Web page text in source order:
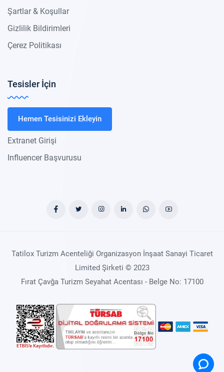
Şartlar & Koşullar
Gizlilik Bildirimleri
Çerez Politikası
Tesisler İçin
Hemen Tesisinizi Ekleyin
Extranet Girişi
Influencer Başvurusu
Tatilox Turizm Acenteliği Organizasyon İnşaat Sanayi Ticaret
Limited Şirketi © 2023
Fırat Çavğa Turizm Seyahat Acentası - Belge No: 17100